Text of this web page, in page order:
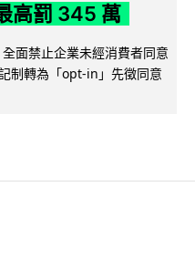
高罰 345 萬
面禁止企業未經消費者同意
制轉為「opt-in」先徵同意